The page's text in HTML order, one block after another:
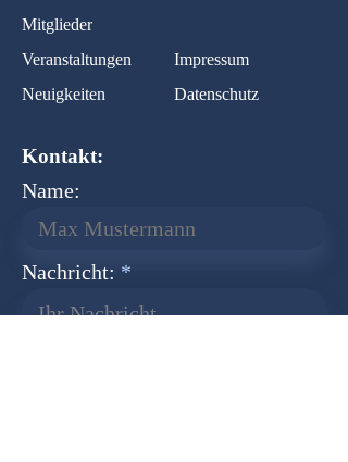
Mitglieder
Veranstaltungen
Impressum
Neuigkeiten
Datenschutz
Kontakt:
Name:
Nachricht:
Ihr Nachricht...